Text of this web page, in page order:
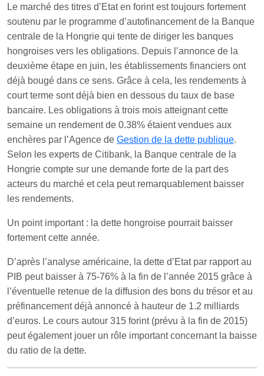
Le marché des titres d’Etat en forint est toujours fortement
soutenu par le programme d’autofinancement de la Banque
centrale de la Hongrie qui tente de diriger les banques
hongroises vers les obligations. Depuis l’annonce de la
deuxième étape en juin, les établissements financiers ont
déjà bougé dans ce sens. Grâce à cela, les rendements à
court terme sont déjà bien en dessous du taux de base
bancaire. Les obligations à trois mois atteignant cette
semaine un rendement de 0.38% étaient vendues aux
enchères par l’Agence de Gestion de la dette publique.
Selon les experts de Citibank, la Banque centrale de la
Hongrie compte sur une demande forte de la part des
acteurs du marché et cela peut remarquablement baisser
les rendements.
Un point important : la dette hongroise pourrait baisser
fortement cette année.
D’après l’analyse américaine, la dette d’Etat par rapport au
PIB peut baisser à 75-76% à la fin de l’année 2015 grâce à
l’éventuelle retenue de la diffusion des bons du trésor et au
préfinancement déjà annoncé à hauteur de 1.2 milliards
d’euros. Le cours autour 315 forint (prévu à la fin de 2015)
peut également jouer un rôle important concernant la baisse
du ratio de la dette.